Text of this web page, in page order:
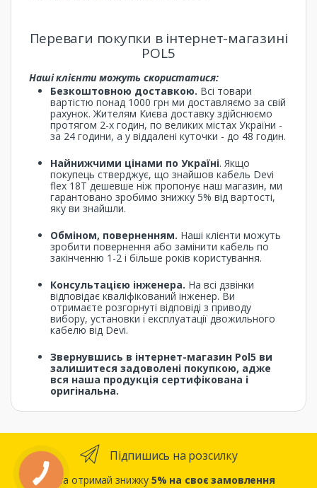
Переваги покупки в інтернет-магазині
POL5
Наші клієнти можуть скористатися:
Безкоштовною доставкою. Всі товари
вартістю понад 1000 грн ми доставляємо за свій
рахунок. Жителям Києва доставку здійснюємо
протягом 2-х годин, по великих містах України -
за 24 години, а у віддалені куточки - до 48 годин.
Найнижчими цінами по Україні. Якщо
покупець стверджує, що знайшов кабель Devi
flex 18T дешевше ніж пропонує наш магазин, ми
гарантовано зробимо знижку 5% від вартості,
яку ви знайшли.
Обміном, поверненням. Наші клієнти можуть
зробити повернення або замінити кабель по
закінченню 1-2 і більше років користування.
Консультацією інженера. На всі дзвінки
відповідає кваліфікований інженер. Ви
отримаєте розгорнуті відповіді з приводу
вибору, установки і експлуатації двожильного
кабелю від Devi.
Звернувшись в інтернет-магазин Pol5 ви
залишитеся задоволені покупкою, адже
вся наша продукція сертифікована і
оригінальна.
Підпишись на розсилку
... та отримай знижку 5% на своє замовлення